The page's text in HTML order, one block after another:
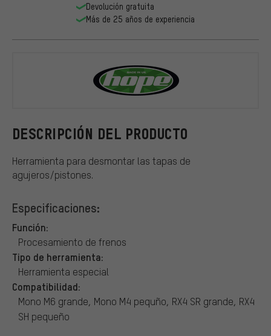
DESCRIPCIÓN DEL PRODUCTO
Herramienta para desmontar las tapas de
agujeros/pistones.
Especificaciones:
Función:
Procesamiento de frenos
Tipo de herramienta:
Herramienta especial
Compatibilidad:
Mono M6 grande, Mono M4 pequño, RX4 SR grande, RX4
SH pequeño
Devolución gratuita
Más de 25 años de experiencia